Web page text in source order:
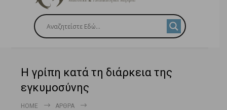
Η γρίπη κατά τη διάρκεια της
εγκυμοσύνης
HOME
ΆΡΘΡΑ